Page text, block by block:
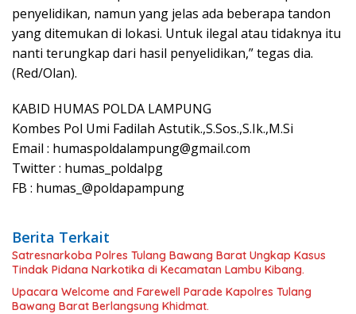
penyelidikan, namun yang jelas ada beberapa tandon
yang ditemukan di lokasi. Untuk ilegal atau tidaknya itu
nanti terungkap dari hasil penyelidikan,” tegas dia.
(Red/Olan).
KABID HUMAS POLDA LAMPUNG
Kombes Pol Umi Fadilah Astutik.,S.Sos.,S.Ik.,M.Si
Email : humaspoldalampung@gmail.com
Twitter : humas_poldalpg
FB : humas_@poldapampung
Berita Terkait
Satresnarkoba Polres Tulang Bawang Barat Ungkap Kasus
Tindak Pidana Narkotika di Kecamatan Lambu Kibang.
Upacara Welcome and Farewell Parade Kapolres Tulang
Bawang Barat Berlangsung Khidmat.